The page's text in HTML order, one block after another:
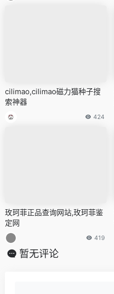
cilimao,cilimao磁力猫种子搜
索神器
424
玫珂菲正品查询网站,玫珂菲鉴
定网
419
暂无评论